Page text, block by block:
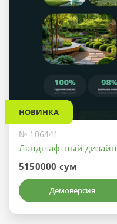
НОВИНКА
№ 106441
Ландшафтный дизайн
5150000 сум
Демоверсия